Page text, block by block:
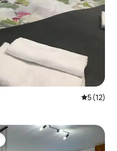
5 (12)
plus appréciés